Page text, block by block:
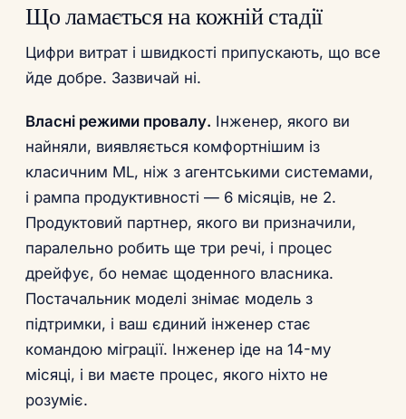
Що ламається на кожній стадії
Цифри витрат і швидкості припускають, що все
йде добре. Зазвичай ні.
Власні режими провалу. Інженер, якого ви
найняли, виявляється комфортнішим із
класичним ML, ніж з агентськими системами,
і рампа продуктивності — 6 місяців, не 2.
Продуктовий партнер, якого ви призначили,
паралельно робить ще три речі, і процес
дрейфує, бо немає щоденного власника.
Постачальник моделі знімає модель з
підтримки, і ваш єдиний інженер стає
командою міграції. Інженер іде на 14-му
місяці, і ви маєте процес, якого ніхто не
розуміє.